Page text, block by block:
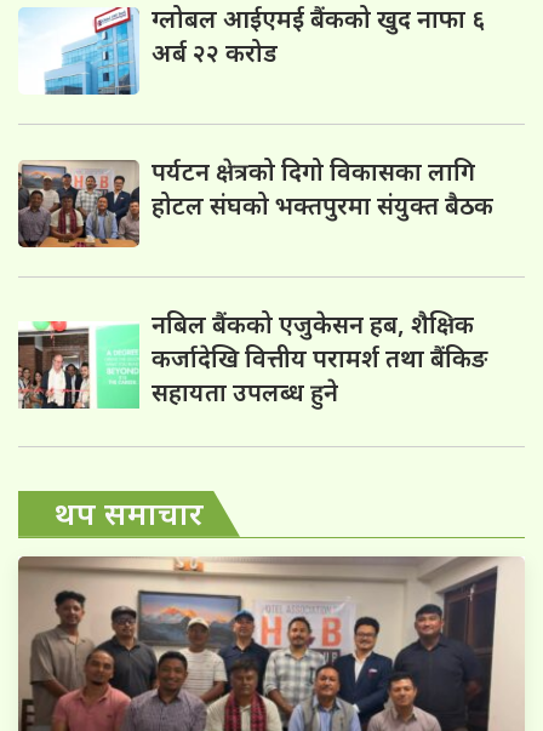
ग्लोबल आईएमई बैंकको खुद नाफा ६
अर्ब २२ करोड
पर्यटन क्षेत्रको दिगो विकासका लागि
होटल संघको भक्तपुरमा संयुक्त बैठक
नबिल बैंकको एजुकेसन हब, शैक्षिक
कर्जादेखि वित्तीय परामर्श तथा बैंकिङ
सहायता उपलब्ध हुने
थप समाचार